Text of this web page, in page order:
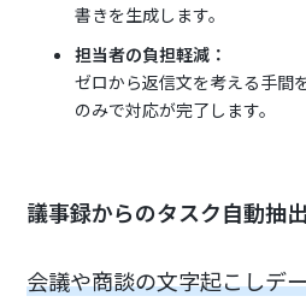
書きを生成します。
担当者の負担軽減：
ゼロから返信文を考える手間
のみで対応が完了します。
議事録からのタスク自動抽出
会議や商談の文字起こしデ